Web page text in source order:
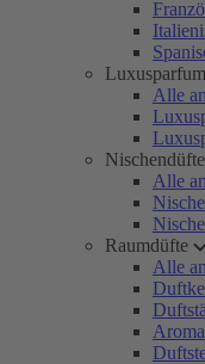
Luxusparfum
Alle
Nischendüfte
Alle
Raumdüfte
Alle